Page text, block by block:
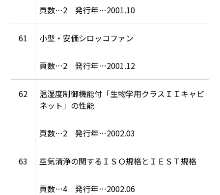
2 2001.10
61 小型・安価シロッコファン
2 2001.12
62
温湿度制御機能付「生物学用クラスＩＩキャビ
ネット」の性能
2 2002.03
63 空気清浄の関するＩＳＯ規格とＩＥＳＴ規格
4 2002.06